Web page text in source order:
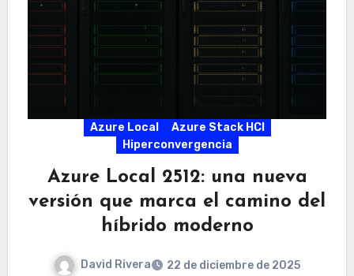
Azure Local
Azure Stack HCI
Hiperconvergencia
Azure Local 2512: una nueva
versión que marca el camino del
híbrido moderno
David Rivera
22 de diciembre de 2025